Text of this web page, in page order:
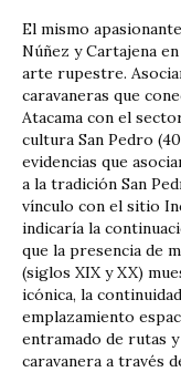
El mismo
Núñez y Cartajena
arte rupestre.
caravaneras que
Atacama con el
cultura San Pedro
evidencias que
a la tradición San
vínculo con el sitio
indicaría la
que la presencia de
(siglos XIX y XX)
icónica, la
emplazamiento
entramado de rutas
caravanera a través